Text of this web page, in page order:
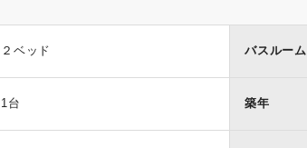
２ベッド バスルーム
1台 築年